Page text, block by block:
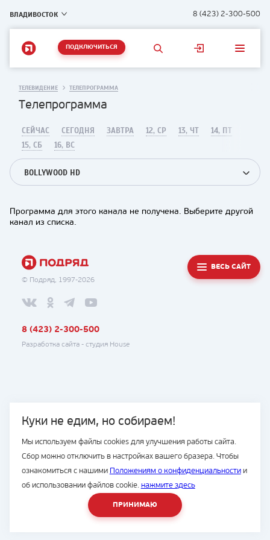
ВЛАДИВОСТОК 8 (423) 2-300-500
ПОДКЛЮЧИТЬСЯ
Куки не едим, но собираем!
Мы используем файлы cookies для улучшения работы сайта.
Сбор можно отключить в настройках вашего бразера. Чтобы
ознакомиться с нашими Положениям о конфиденциальностии
об использовании файлов cookie. нажмите здесь
ПРИНИМАЮ
ТЕЛЕВИДЕНИЕ ТЕЛЕПРОГРАММА
Телепрограмма
СЕЙЧАС СЕГОДНЯ ЗАВТРА 12, СР 13, ЧТ
14, ПТ
15, СБ
16, ВС
BOLLYWOOD HD
Программа для этого канала не получена. Выберите другой
канал из списка.
© Подряд, 1997-2026
ВЕСЬ САЙТ
8 (423) 2-300-500
Разработка сайта - студия House